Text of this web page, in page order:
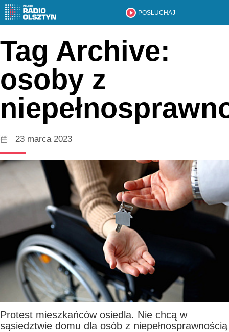
POSŁUCHAJ
Tag Archive:
osoby z
23 marca 2023
Protest mieszkańców osiedla. Nie chcą w
sąsiedztwie domu dla osób z niepełnosprawnością